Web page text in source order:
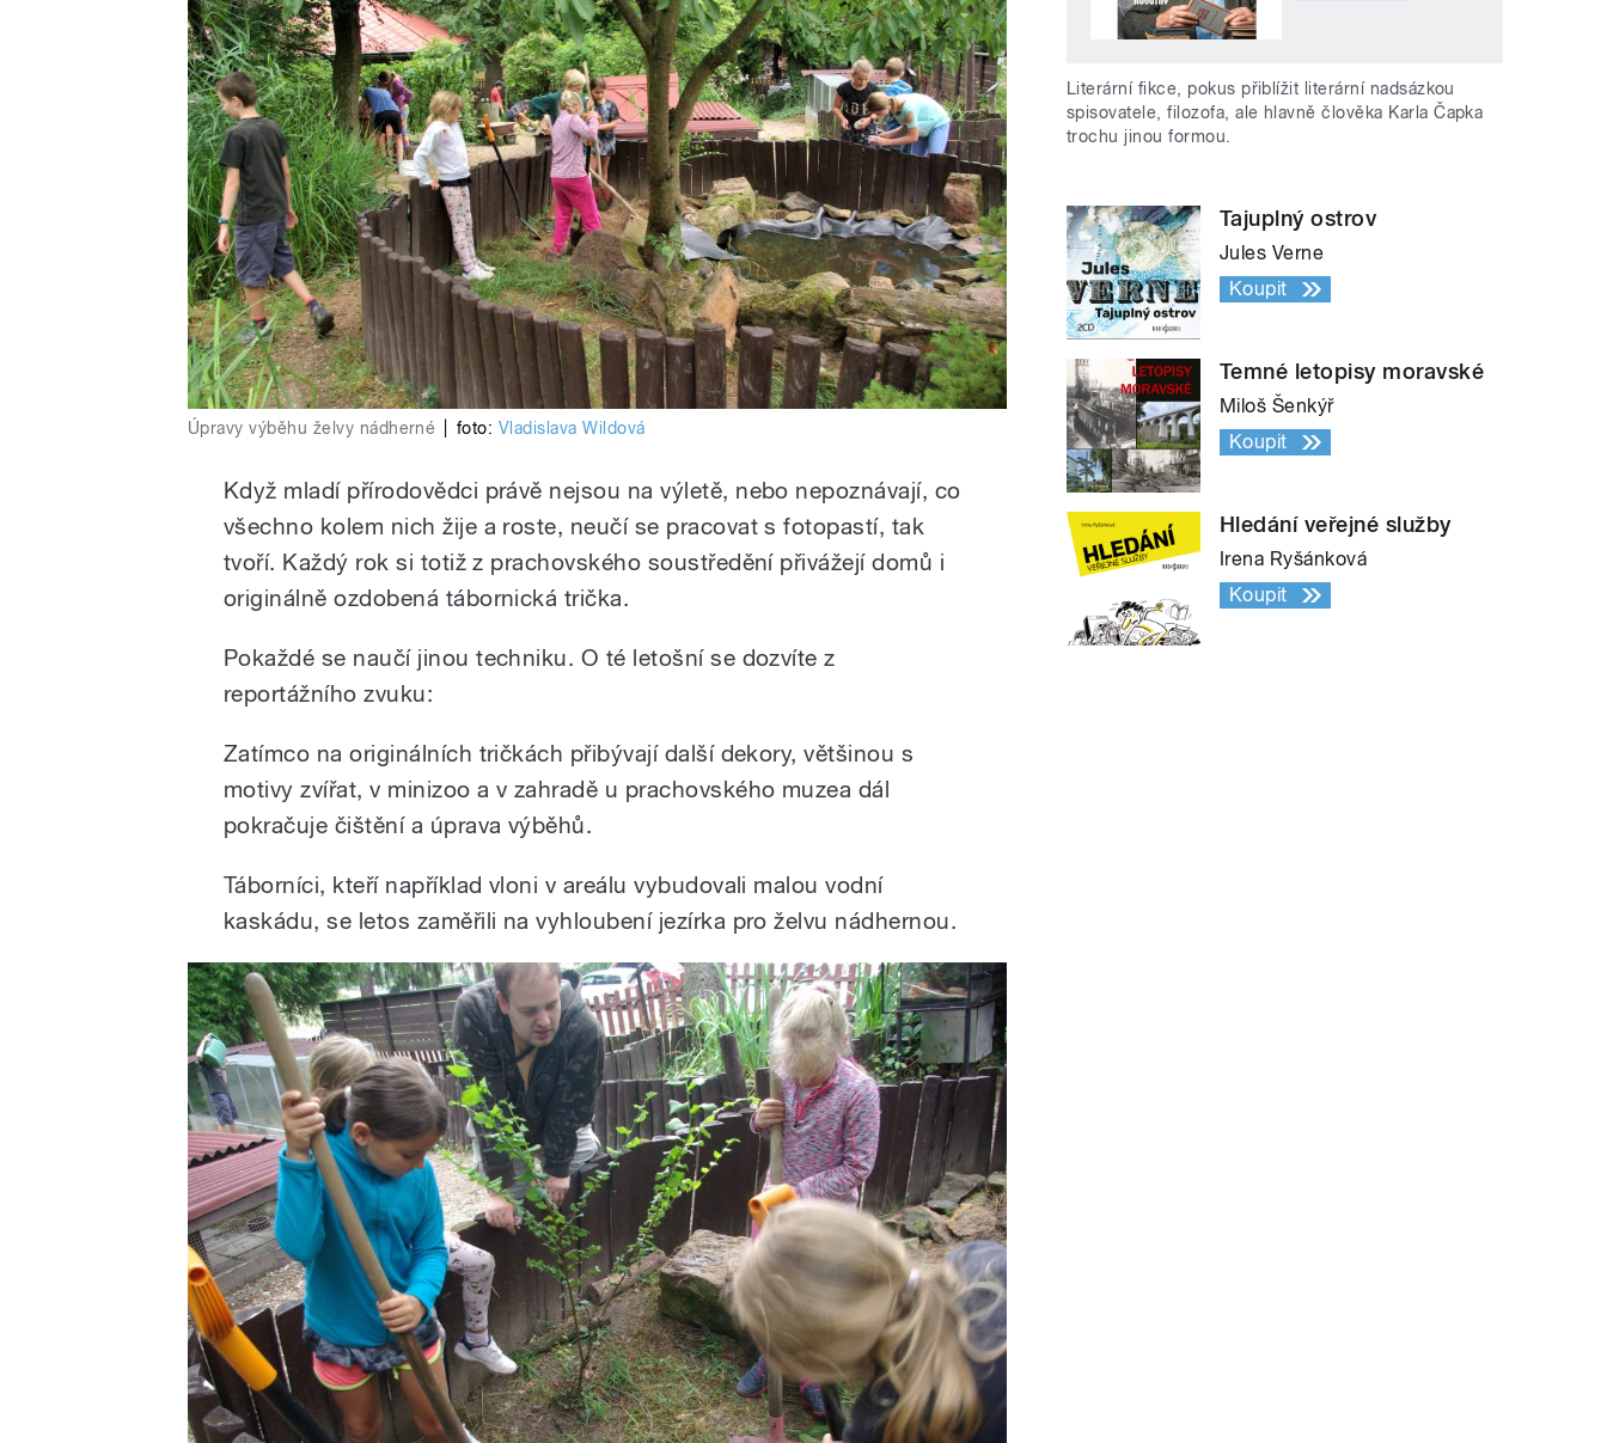
Úpravy výběhu želvy nádherné foto: Vladislava Wildová
Když mladí přírodovědci právě nejsou na výletě, nebo nepoznávají, co
všechno kolem nich žije a roste, neučí se pracovat s fotopastí, tak
tvoří. Každý rok si totiž z prachovského soustředění přivážejí domů i
originálně ozdobená tábornická trička.
Pokaždé se naučí jinou techniku. O té letošní se dozvíte z
reportážního zvuku:
Zatímco na originálních tričkách přibývají další dekory, většinou s
motivy zvířat, v minizoo a v zahradě u prachovského muzea dál
pokračuje čištění a úprava výběhů.
Táborníci, kteří například vloni v areálu vybudovali malou vodní
kaskádu, se letos zaměřili na vyhloubení jezírka pro želvu nádhernou.
Literární fikce, pokus přiblížit literární nadsázkou
spisovatele, filozofa, ale hlavně člověka Karla Čapka
trochu jinou formou.
Tajuplný ostrov
Jules Verne
Koupit
Temné letopisy moravské
Miloš Šenkýř
Koupit
Hledání veřejné služby
Irena Ryšánková
Koupit